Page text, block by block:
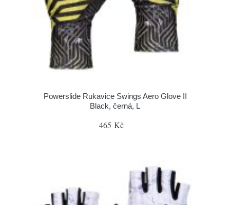
Powerslide Rukavice Swings Aero Glove II
Black, černá, L
465 Kč